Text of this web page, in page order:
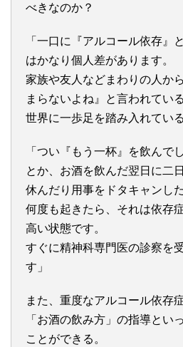
べきなのか？
「一口に『アルコール依存』
はかなり個人差があります。
家族や友人などまわりの人か
まらないよね』と言われてい
世界に一歩足を踏み入れてい
「つい『もう一杯』を飲んで
とか、お酒を飲んだ翌日に二
休んだり用事をドタキャンし
何度も起きたら、それは依存
高い状態です。
すぐに精神科専門医の診察を
す」
また、重度なアルコール依存
「お酒の飲み方」の指導とい
ことができる。